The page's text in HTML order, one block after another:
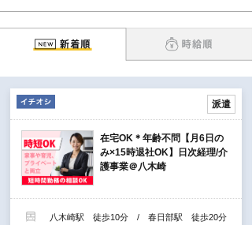
派遣
在宅OK＊年齢不問【月6日の
み×15時退社OK】日次経理/介
護事業＠八木崎
八木崎駅 徒歩10分 / 春日部駅 徒歩20分